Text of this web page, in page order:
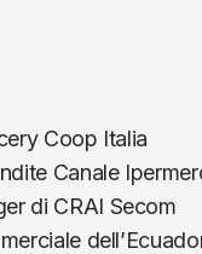
Coop Italia
Canale
di CRAI Secom